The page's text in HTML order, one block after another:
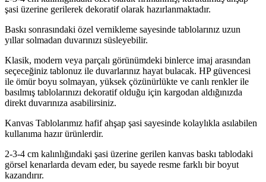
şasi üzerine gerilerek dekoratif olarak hazırlanmaktadır.
Baskı sonrasındaki özel vernikleme sayesinde tablolarınız uzun
yıllar solmadan duvarınızı süsleyebilir.
Klasik, modern veya parçalı görünümdeki binlerce imaj arasından
seçeceğiniz tablonuz ile duvarlarınız hayat bulacak. HP güvencesi
ile ömür boyu solmayan, yüksek çözünürlükte ve canlı renkler ile
basılmış tablolarınızı dekoratif olduğu için kargodan aldığınızda
direkt duvarınıza asabilirsiniz.
Kanvas Tablolarımız hafif ahşap şasi sayesinde kolaylıkla asılabilen
kullanıma hazır ürünlerdir.
2-3-4 cm kalınlığındaki şasi üzerine gerilen kanvas baskı tablodaki
görsel kenarlarda devam eder, bu sayede resme farklı bir boyut
kazandırır.